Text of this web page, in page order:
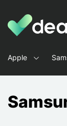
Dealy - Hüllen
Apple